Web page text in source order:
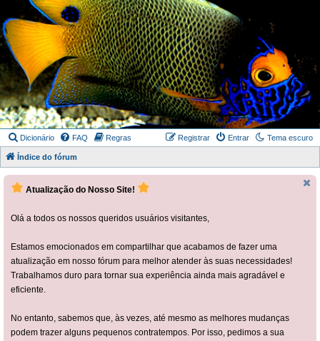
Tema escuro
Dicionário FAQ Regras Entrar
Registrar
Índice do fórum
Atualização do Nosso Site!
Olá a todos os nossos queridos usuários visitantes,
Estamos emocionados em compartilhar que acabamos de fazer uma
atualização em nosso fórum para melhor atender às suas necessidades!
Trabalhamos duro para tornar sua experiência ainda mais agradável e
eficiente.
No entanto, sabemos que, às vezes, até mesmo as melhores mudanças
podem trazer alguns pequenos contratempos. Por isso, pedimos a sua